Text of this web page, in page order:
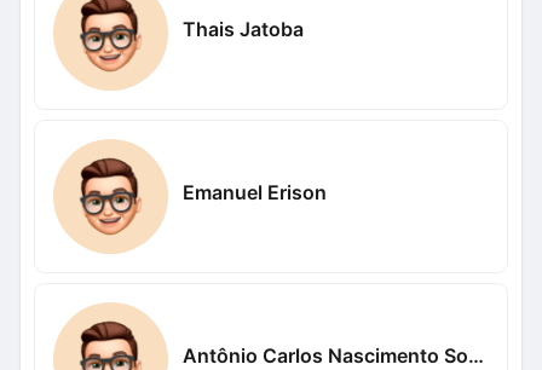
Thais Jatoba
Emanuel Erison
Antônio Carlos Nascimento Sousa Nascimento